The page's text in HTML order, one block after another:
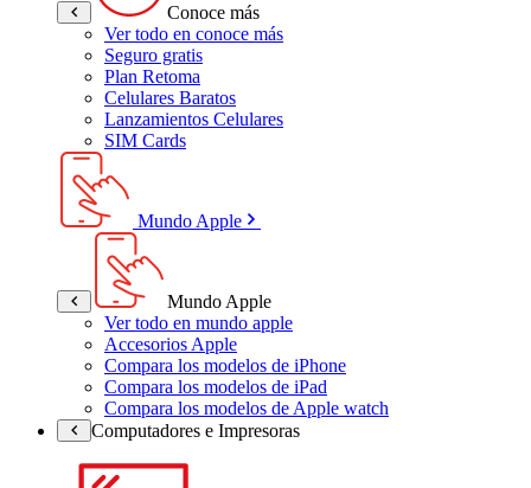
Conoce más
Ver todo en conoce más
Seguro gratis
Plan Retoma
Celulares Baratos
Lanzamientos Celulares
SIM Cards
Mundo Apple
Mundo Apple
Ver todo en mundo apple
Accesorios Apple
Compara los modelos de iPhone
Compara los modelos de iPad
Compara los modelos de Apple watch
Computadores e Impresoras